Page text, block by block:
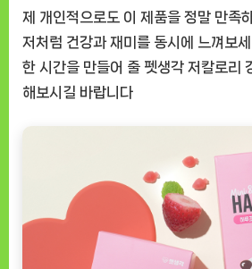
제 개인적으로도 이 제품을 정말 만족
저처럼 건강과 재미를 동시에 느껴보
한 시간을 만들어 줄 펫생각 저칼로리
해보시길 바랍니다